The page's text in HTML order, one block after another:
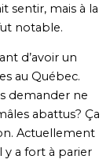
sentir, mais à la
notable.
d’avoir un
au Québec.
demander ne
abattus? Ça
Actuellement
y a fort à parier